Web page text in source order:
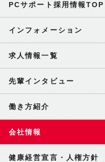
PCサポート採用情報TOP
インフォメーション
求人情報一覧
先輩インタビュー
働き方紹介
会社情報
健康経営宣言・人権方針